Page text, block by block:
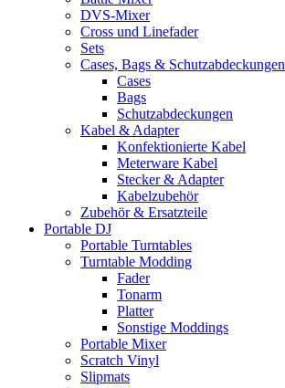
DVS-Mixer
Cross und Linefader
Sets
Cases, Bags & Schutzabdeckungen
Cases
Bags
Schutzabdeckungen
Kabel & Adapter
Konfektionierte Kabel
Meterware Kabel
Stecker & Adapter
Kabelzubehör
Zubehör & Ersatzteile
Portable DJ
Portable Turntables
Turntable Modding
Fader
Tonarm
Platter
Sonstige Moddings
Portable Mixer
Scratch Vinyl
Slipmats